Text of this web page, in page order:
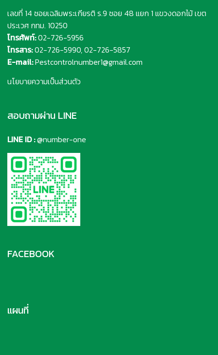
เลขที่ 14 ซอยเฉลิมพระเกียรติ ร.9 ซอย 48 แยก 1 แขวงดอกไม้ เขต
ประเวศ กทม. 10250
โทรศัพท์:02-726-5956
โทรสาร:02-726-5990, 02-726-5857
E-mail:Pestcontrolnumber1@gmail.com
นโยบายความเป็นส่วนตัว
สอบถามผ่าน LINE
LINE ID :@number-one
FACEBOOK
แผนที่